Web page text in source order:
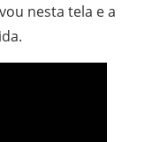
nesta tela e a